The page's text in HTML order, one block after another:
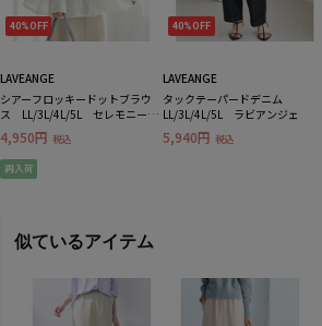
40%OFF
LAVEANGE
シアーフロッキードットブラウ
ス LL/3L/4L/5L セレモニー
オフィスカジュアル ラビアン
ジェ
4,950円 税込
再入荷
40%OFF
LAVEANGE
タックテーパードデニム
LL/3L/4L/5L ラビアンジェ
5,940円 税込